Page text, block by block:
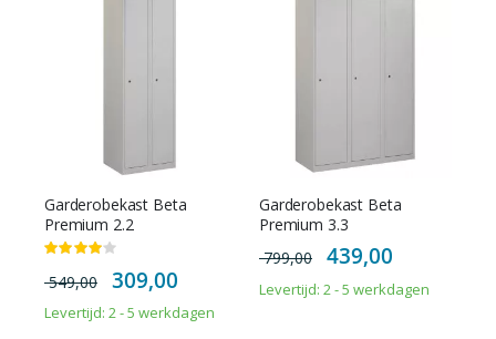
Garderobekast Beta
Premium 2.2
Waardering:
549,00
Special
Price
309,00
Levertijd: 2 - 5 werkdagen
Garderobekast Beta
Premium 3.3
799,00
Special
Price
439,00
Levertijd: 2 - 5 werkdagen